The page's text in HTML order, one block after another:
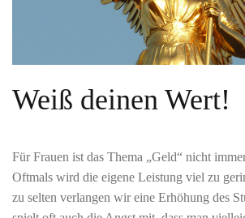
Weiß deinen Wert!
Für Frauen ist das Thema „Geld“ nicht
Oftmals wird die eigene Leistung viel zu
zu selten verlangen wir eine Erhöhung des